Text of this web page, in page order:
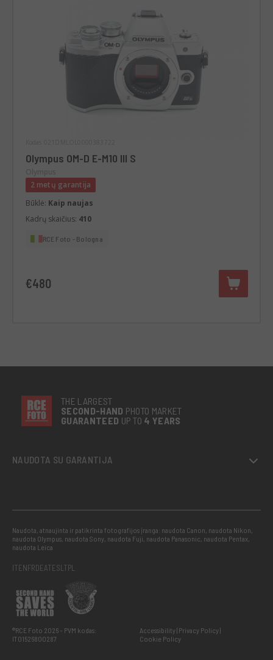
Olympus OM-D E-M10 III S
2 metų garantija
Būklė: Kaip naujas
Kadrų skaičius: 410
RCE Foto - Bologna
€480
THE LARGEST
SECOND-HAND PHOTO MARKET
GUARANTEED UP TO 4 YEARS
NAUDOTA SU GARANTIJA
Naudota, atnaujinta ir patikrinta fotografijos įranga: naudota Canon, naudota Nikon,
naudota Olympus, naudota Sony, naudota Fuji, naudota Panasonic, naudota Pentax,
naudota Leica
ITENFRDEATESLTPL
®RCE Foto 2026 – PVM kodas:
IT01526800287
Accessibility Privacy Policy
Cookie Policy